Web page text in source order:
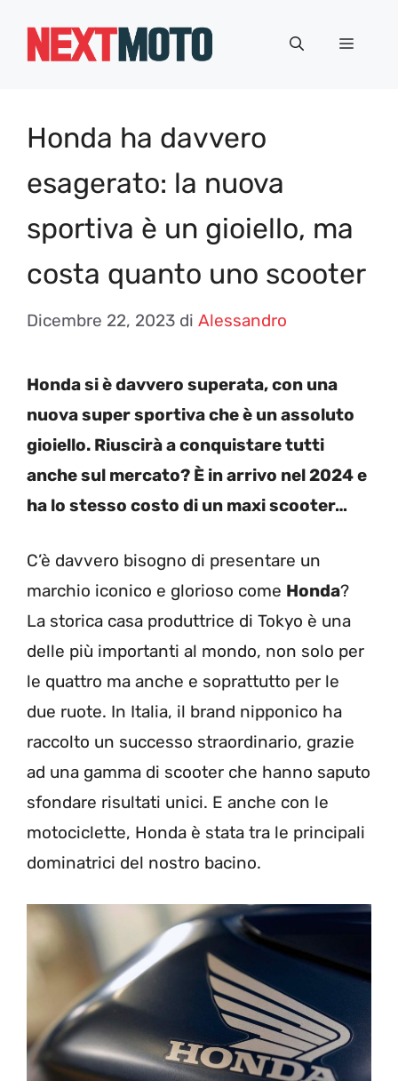
Menu
Honda ha davvero
esagerato: la nuova
sportiva è un gioiello, ma
costa quanto uno scooter
Dicembre 22, 2023 di Alessandro
Honda si è davvero superata, con una
nuova super sportiva che è un assoluto
gioiello. Riuscirà a conquistare tutti
anche sul mercato? È in arrivo nel 2024 e
ha lo stesso costo di un maxi scooter…
C’è davvero bisogno di presentare un
marchio iconico e glorioso come Honda?
La storica casa produttrice di Tokyo è una
delle più importanti al mondo, non solo per
le quattro ma anche e soprattutto per le
due ruote. In Italia, il brand nipponico ha
raccolto un successo straordinario, grazie
ad una gamma di scooter che hanno saputo
sfondare risultati unici. E anche con le
motociclette, Honda è stata tra le principali
dominatrici del nostro bacino.